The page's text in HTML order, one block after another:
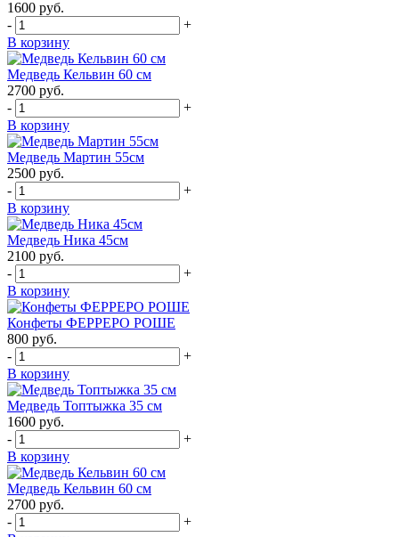
1600 руб.
-
+
В корзину
Медведь Кельвин 60 см
2700 руб.
-
+
В корзину
Медведь Мартин 55см
2500 руб.
-
+
В корзину
Медведь Ника 45см
2100 руб.
-
+
В корзину
Конфеты ФЕРРЕРО РОШЕ
800 руб.
-
+
В корзину
Медведь Топтыжка 35 см
1600 руб.
-
+
В корзину
Медведь Кельвин 60 см
2700 руб.
-
+